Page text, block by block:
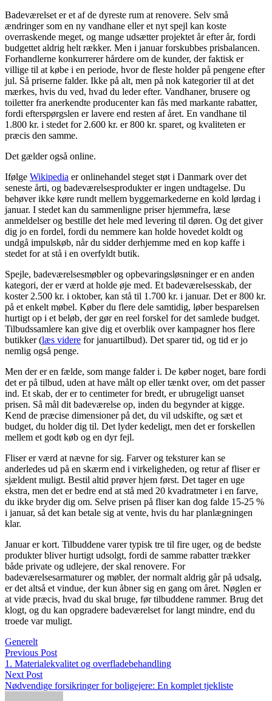
Badeværelset er et af de dyreste rum at renovere. Selv små
ændringer som en ny vandhane eller et nyt spejl kan koste
overraskende meget, og mange udsætter projektet år efter år, fordi
budgettet aldrig helt rækker. Men i januar forskubbes prisbalancen.
Forhandlerne konkurrerer hårdere om de kunder, der faktisk er
villige til at købe i en periode, hvor de fleste holder på pengene efter
jul. Så priserne falder. Ikke på alt, men på nok kategorier til at det
mærkes, hvis du ved, hvad du leder efter. Vandhaner, brusere og
toiletter fra anerkendte producenter kan fås med markante rabatter,
fordi efterspørgslen er lavere end resten af året. En vandhane til
1.800 kr. i stedet for 2.600 kr. er 800 kr. sparet, og kvaliteten er
præcis den samme.
Det gælder også online.
Ifølge Wikipedia er onlinehandel steget støt i Danmark over det
seneste årti, og badeværelsesprodukter er ingen undtagelse. Du
behøver ikke køre rundt mellem byggemarkederne en kold lørdag i
januar. I stedet kan du sammenligne priser hjemmefra, læse
anmeldelser og bestille det hele med levering til døren. Og det giver
dig jo en fordel, fordi du nemmere kan holde hovedet koldt og
undgå impulskøb, når du sidder derhjemme med en kop kaffe i
stedet for at stå i en overfyldt butik.
Spejle, badeværelsesmøbler og opbevaringsløsninger er en anden
kategori, der er værd at holde øje med. Et badeværelsesskab, der
koster 2.500 kr. i oktober, kan stå til 1.700 kr. i januar. Det er 800 kr.
på et enkelt møbel. Køber du flere dele samtidig, løber besparelsen
hurtigt op i et beløb, der gør en reel forskel for det samlede budget.
Tilbudssamlere kan give dig et overblik over kampagner hos flere
butikker (læs videre for januartilbud). Det sparer tid, og tid er jo
nemlig også penge.
Men der er en fælde, som mange falder i. De køber noget, bare fordi
det er på tilbud, uden at have målt op eller tænkt over, om det passer
ind. Et skab, der er to centimeter for bredt, er ubrugeligt uanset
prisen. Så mål dit badeværelse op, inden du begynder at kigge.
Kend de præcise dimensioner på det, du vil udskifte, og sæt et
budget, du holder dig til. Det lyder kedeligt, men det er forskellen
mellem et godt køb og en dyr fejl.
Fliser er værd at nævne for sig. Farver og teksturer kan se
anderledes ud på en skærm end i virkeligheden, og retur af fliser er
sjældent muligt. Bestil altid prøver hjem først. Det tager en uge
ekstra, men det er bedre end at stå med 20 kvadratmeter i en farve,
du ikke bryder dig om. Selve prisen på fliser kan dog falde 15-25 %
i januar, så det kan betale sig at vente, hvis du har planlægningen
klar.
Januar er kort. Tilbuddene varer typisk tre til fire uger, og de bedste
produkter bliver hurtigt udsolgt, fordi de samme rabatter trækker
både private og udlejere, der skal renovere. For
badeværelsesarmaturer og møbler, der normalt aldrig går på udsalg,
er det altså et vindue, der kun åbner sig en gang om året. Nøglen er
at vide præcis, hvad du skal bruge, før tilbuddene rammer. Brug det
klogt, og du kan opgradere badeværelset for langt mindre, end du
troede var muligt.
Generelt
Previous Post
1. Materialekvalitet og overfladebehandling
Next Post
Nødvendige forsikringer for boligejere: En komplet tjekliste